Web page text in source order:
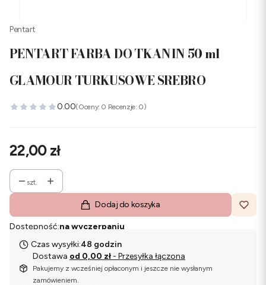
Pentart
PENTART FARBA DO TKANIN 50 ml
GLAMOUR TURKUSOWE SREBRO
0.00(Oceny: 0 Recenzje: 0)
Cena
22,00 zł
szt.
Dodaj do koszyka
Dostępność:na wyczerpaniu
Czas wysyłki:48 godzin
Dostawa od 0,00 zł - Przesyłka łączona
Pakujemy z wcześniej opłaconym i jeszcze nie wysłanym
zamówieniem.